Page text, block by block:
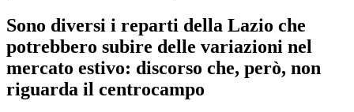
Sono diversi i reparti della Lazio che
potrebbero subire delle variazioni nel
mercato estivo: discorso che, però, non
riguarda il centrocampo